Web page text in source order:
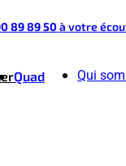
89 89 50à votre
Quad Qui